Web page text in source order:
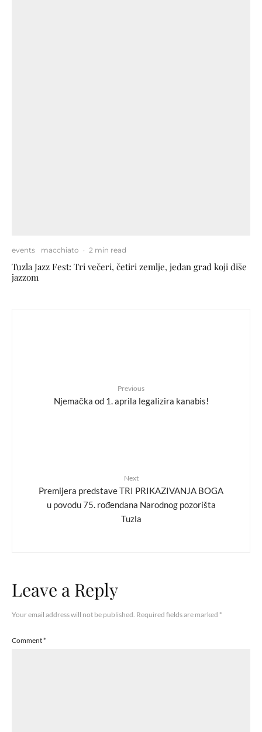
events macchiato · 2 min read
Tuzla Jazz Fest: Tri večeri, četiri zemlje, jedan grad koji diše
jazzom
Previous
Njemačka od 1. aprila legalizira kanabis!
Next
Premijera predstave TRI PRIKAZIVANJA BOGA
u povodu 75. rođendana Narodnog pozorišta
Tuzla
Leave a Reply
Your email address will not be published. Required fields are marked *
Comment*